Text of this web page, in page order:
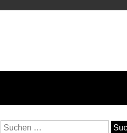
Suchen